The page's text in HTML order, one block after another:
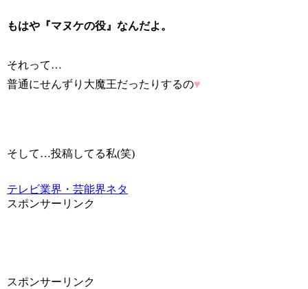
もはや『マヌケの役』なんだよ。
それって…
普通にせんずり大魔王だったりするの♥
そして…投稿してる私(笑)
テレビ業界・芸能界ネタ
スポンサーリンク
スポンサーリンク